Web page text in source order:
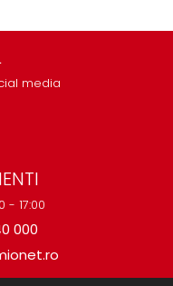
media
- 17:00
000